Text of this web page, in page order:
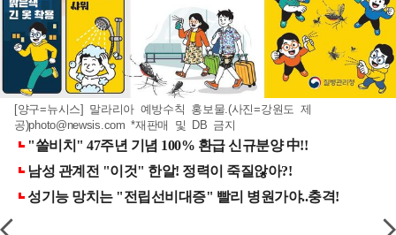
[양구=뉴시스] 말라리아 예방수칙 홍보물.(사진=강원도 제
공)photo@newsis.com *재판매 및 DB 금지